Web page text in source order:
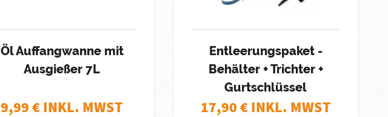
Öl Auffangwanne mit
Ausgießer 7L
9,99 € INKL. MWST
Entleerungspaket -
Behälter + Trichter +
Gurtschlüssel
17,90€ INKL. MWST